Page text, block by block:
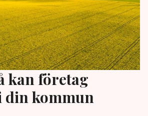
kan företag
din kommun